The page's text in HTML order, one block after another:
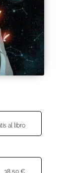
al libro
38,50 €